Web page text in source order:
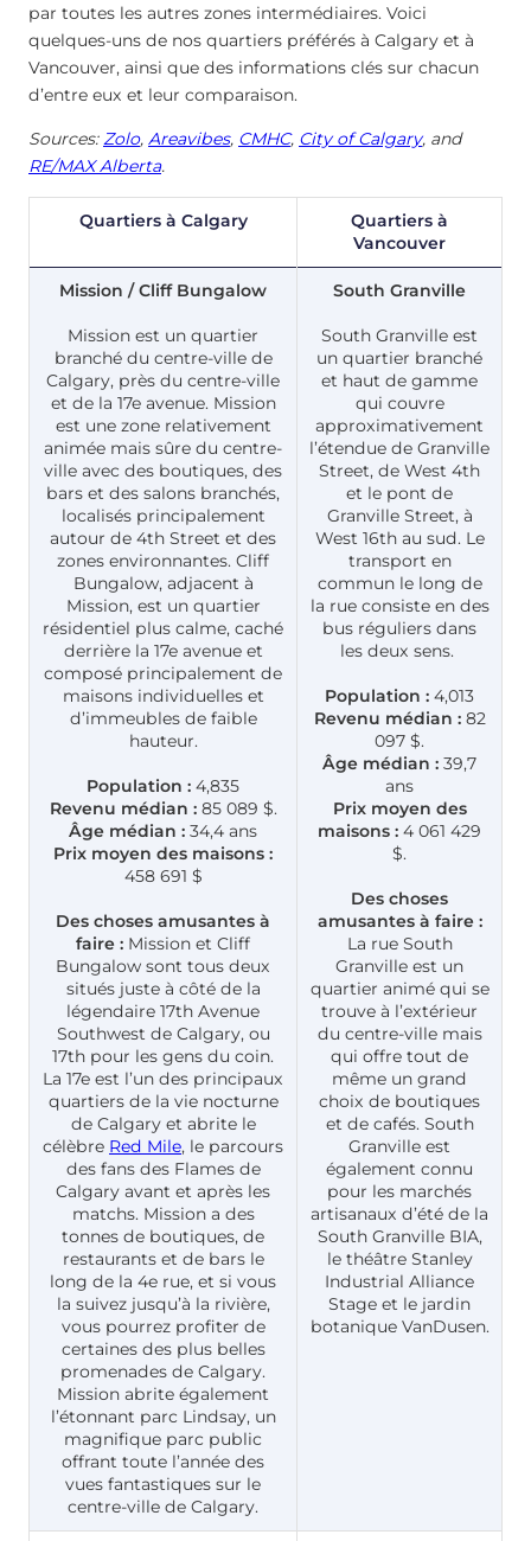
par toutes les autres zones intermédiaires. Voici
quelques-uns de nos quartiers préférés à Calgary et à
Vancouver, ainsi que des informations clés sur chacun
d’entre eux et leur comparaison.
Sources:Zolo, Areavibes, CMHC, City of Calgary, and
RE/MAX Alberta.
Quartiers à Calgary
Quartiers à
Vancouver
Mission / Cliff Bungalow
Mission est un quartier
branché du centre-ville de
Calgary, près du centre-ville
et de la 17e avenue. Mission
est une zone relativement
animée mais sûre du centre-
ville avec des boutiques, des
bars et des salons branchés,
localisés principalement
autour de 4th Street et des
zones environnantes. Cliff
Bungalow, adjacent à
Mission, est un quartier
résidentiel plus calme, caché
derrière la 17e avenue et
composé principalement de
maisons individuelles et
d’immeubles de faible
hauteur.
Population : 4,835
Revenu médian :85 089 $.
Âge médian : 34,4 ans
Prix moyen des maisons :
458 691 $
Des choses amusantes à
faire : Mission et Cliff
Bungalow sont tous deux
situés juste à côté de la
légendaire 17th Avenue
Southwest de Calgary, ou
17th pour les gens du coin.
La 17e est l’un des principaux
quartiers de la vie nocturne
de Calgary et abrite le
célèbre Red Mile, le parcours
des fans des Flames de
Calgary avant et après les
matchs. Mission a des
tonnes de boutiques, de
restaurants et de bars le
long de la 4e rue, et si vous
la suivez jusqu’à la rivière,
vous pourrez profiter de
certaines des plus belles
promenades de Calgary.
Mission abrite également
l’étonnant parc Lindsay, un
magnifique parc public
offrant toute l’année des
vues fantastiques sur le
centre-ville de Calgary.
South Granville
South Granville est
un quartier branché
et haut de gamme
qui couvre
approximativement
l’étendue de Granville
Street, de West 4th
et le pont de
Granville Street, à
West 16th au sud. Le
transport en
commun le long de
la rue consiste en des
bus réguliers dans
les deux sens.
Population : 4,013
Revenu médian : 82
097 $.
Âge médian : 39,7
ans
Prix moyen des
maisons : 4 061 429
$.
Des choses
amusantes à faire :
La rue South
Granville est un
quartier animé qui se
trouve à l’extérieur
du centre-ville mais
qui offre tout de
même un grand
choix de boutiques
et de cafés. South
Granville est
également connu
pour les marchés
artisanaux d’été de la
South Granville BIA,
le théâtre Stanley
Industrial Alliance
Stage et le jardin
botanique VanDusen.